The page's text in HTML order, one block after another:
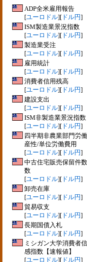
ADP全米雇用報告
[ユーロドル][ ドル円]
ISM製造業景況指数
[ユーロドル][ ドル円]
製造業受注
[ユーロドル][ ドル円]
雇用統計
[ユーロドル][ ドル円]
消費者信用残高
[ユーロドル][ ドル円]
建設支出
[ユーロドル][ ドル円]
ISM非製造業景況指数
[ユーロドル][ ドル円]
四半期非農業部門労
産性/単位労働費用
[ユーロドル][ ドル円]
中古住宅販売保留件
数
[ユーロドル][ ドル円]
卸売在庫
[ユーロドル][ ドル円]
貿易収支
[ユーロドル][ ドル円]
長期国債入札
[ユーロドル][ ドル円]
ミシガン大学消費者
感指数【速報値】
[ユーロドル][ ドル円]